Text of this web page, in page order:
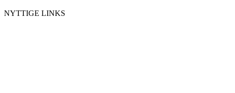
NYTTIGE LINKS